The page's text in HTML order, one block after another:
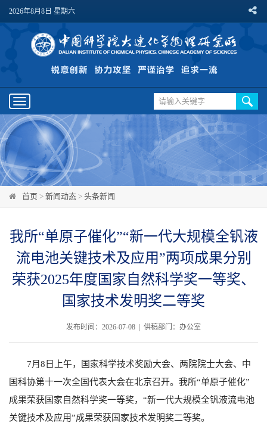
2026年8月8日 星期六
Toggle
navigation
首页 > 新闻动态 > 头条新闻
我所“单原子催化”“新一代大规模全钒液
流电池关键技术及应用”两项成果分别
荣获2025年度国家自然科学奖一等奖、
国家技术发明奖二等奖
发布时间：2026-07-08 | 供稿部门：办公室
7月8日上午，国家科学技术奖励大会、两院院士大会、中
国科协第十一次全国代表大会在北京召开。我所“单原子催化”
成果荣获国家自然科学奖一等奖，“新一代大规模全钒液流电池
关键技术及应用”成果荣获国家技术发明奖二等奖。